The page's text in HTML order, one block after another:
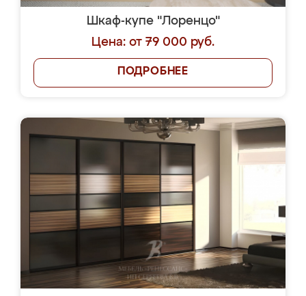
Шкаф-купе "Лоренцо"
Цена: от 79 000 руб.
ПОДРОБНЕЕ